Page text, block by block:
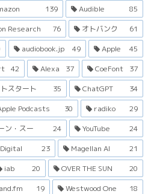
139 Audible
85
Research 76 オトバンク
61
audiobook.jp 49 Apple
45
42 Alexa 37 CoeFont
37
スタート 35 ChatGPT
34
Podcasts 30 radiko
29
ン・スー 24 YouTube
24
23 Magellan AI
21
iab 20 OVER THE SUN
20
19 Westwood One
18